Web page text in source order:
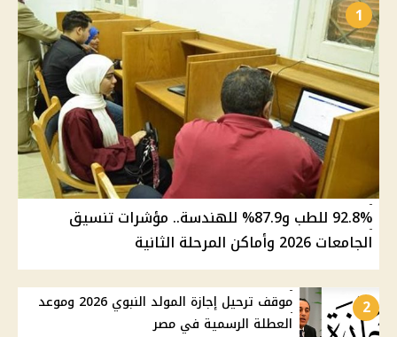
1
92.8% للطب و87.9% للهندسة.. مؤشرات تنسيق
الجامعات 2026 وأماكن المرحلة الثانية
2
موقف ترحيل إجازة المولد النبوي 2026 وموعد
العطلة الرسمية في مصر